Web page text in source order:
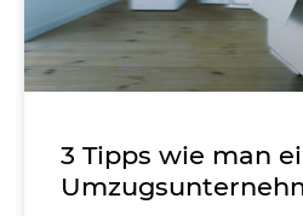
3 Tipps wie man